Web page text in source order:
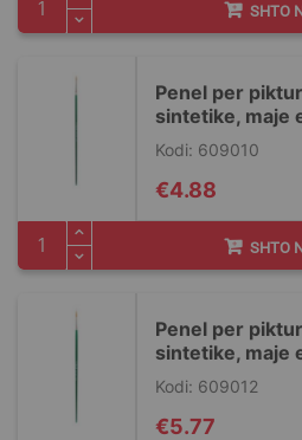
SHTO
Penel per
sintetike, maje
Kodi: 609010
€4.88
SHTO
Penel per
sintetike, maje
Kodi: 609012
€5.77